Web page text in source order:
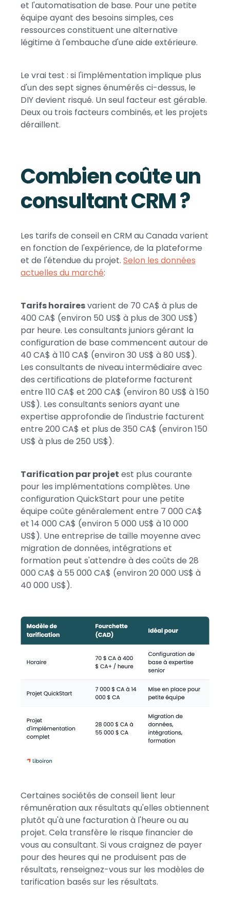
et l'automatisation de base. Pour une petite
équipe ayant des besoins simples, ces
ressources constituent une alternative
légitime à l'embauche d'une aide extérieure.
Le vrai test : si l'implémentation implique plus
d'un des sept signes énumérés ci-dessus, le
DIY devient risqué. Un seul facteur est gérable.
Deux ou trois facteurs combinés, et les projets
déraillent.
Combien coûte un
consultant CRM ?
Les tarifs de conseil en CRM au Canada varient
en fonction de l'expérience, de la plateforme
et de l'étendue du projet. Selon les données
actuelles du marché:
Tarifs horairesvarient de 70 CA$ à plus de
400 CA$ (environ 50 US$ à plus de 300 US$)
par heure. Les consultants juniors gérant la
configuration de base commencent autour de
40 CA$ à 110 CA$ (environ 30 US$ à 80 US$).
Les consultants de niveau intermédiaire avec
des certifications de plateforme facturent
entre 110 CA$ et 200 CA$ (environ 80 US$ à 150
US$). Les consultants seniors ayant une
expertise approfondie de l'industrie facturent
entre 200 CA$ et plus de 350 CA$ (environ 150
US$ à plus de 250 US$).
Tarification par projet est plus courante
pour les implémentations complètes. Une
configuration QuickStart pour une petite
équipe coûte généralement entre 7 000 CA$
et 14 000 CA$ (environ 5 000 US$ à 10 000
US$). Une entreprise de taille moyenne avec
migration de données, intégrations et
formation peut s'attendre à des coûts de 28
000 CA$ à 55 000 CA$ (environ 20 000 US$ à
40 000 US$).
Certaines sociétés de conseil lient leur
rémunération aux résultats qu'elles obtiennent
plutôt qu'à une facturation à l'heure ou au
projet. Cela transfère le risque financier de
vous au consultant. Si vous craignez de payer
pour des heures qui ne produisent pas de
résultats, renseignez-vous sur les modèles de
tarification basés sur les résultats.